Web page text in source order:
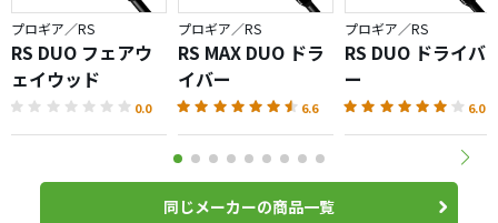
プロギア／RS
RS DUO フェアウ
ェイウッド
0.0
プロギア／RS
RS MAX DUO ドラ
イバー
6.6
プロギア／RS
RS DUO ドライバ
ー
6.0
同じメーカーの商品一覧